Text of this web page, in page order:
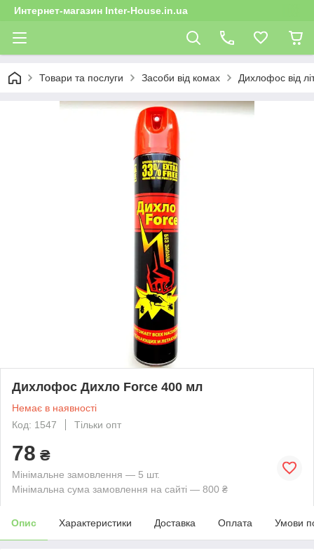
Интернет-магазин Inter-House.in.ua
Товари та послуги Засоби від комах Дихлофос від
Дихлофос Дихло Force 400 мл
Немає в наявності
Код: 1547
Тільки опт
78 ₴
Мінімальне замовлення — 5 шт.
Мінімальна сума замовлення на сайті — 800 ₴
Опис Характеристики Доставка Оплата Умови